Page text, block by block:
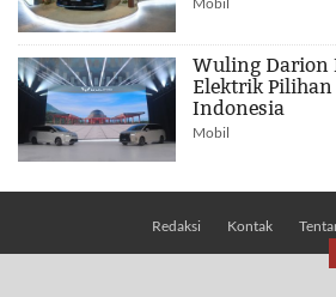
Wuling Darion
Elektrik Pilihan
Indonesia
Mobil
Redaksi Kontak